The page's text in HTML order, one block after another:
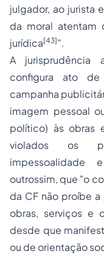
julgador, ao jurista
da moral atentam
jurídica[43]”.
A jurisprudência
configura ato
campanha
imagem pessoal
político) às obras
violados os
impessoalidade
outrossim, que "o
da CF não proíbe
obras, serviços e
desde que
ou de orientação